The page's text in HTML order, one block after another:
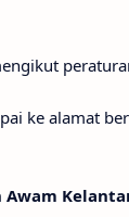
ke alamat
Awam